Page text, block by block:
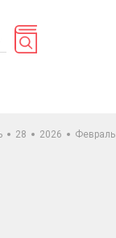
28 2026 Февраль